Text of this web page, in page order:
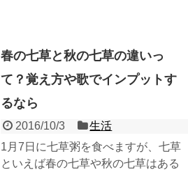
春の七草と秋の七草の違いっ
て？覚え方や歌でインプットす
るなら
2016/10/3
生活
1月7日に七草粥を食べますが、七草
といえば春の七草や秋の七草はある